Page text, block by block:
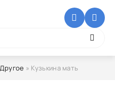
Другое » Кузькина мать